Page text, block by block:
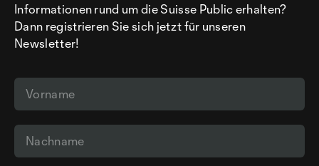
Informationen rund um die Suisse Public erhalten?
Dann registrieren Sie sich jetzt für unseren
Newsletter!